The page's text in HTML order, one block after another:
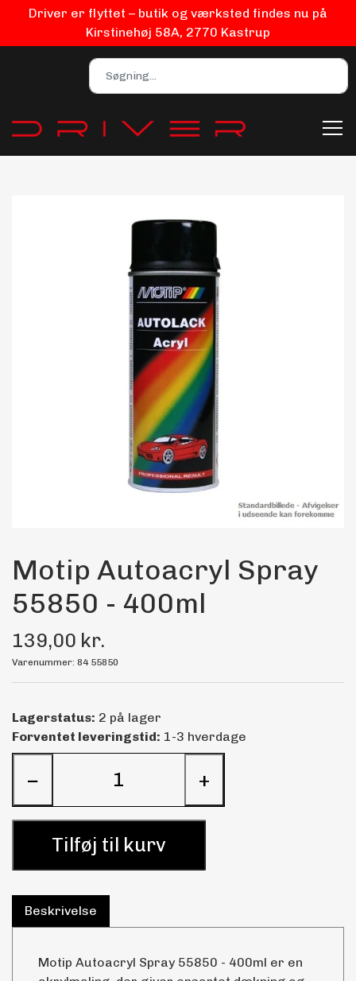
Driver er flyttet – butik og værksted findes nu på
Kirstinehøj 58A, 2770 Kastrup
Biludstyr
EV Udstyr
Maling
Bilstereo
Transport Udstyr
Dæk & Fælge
Motip Autoacryl Spray
55850 - 400ml
139,00 kr.
Varenummer: 84 55850
Lagerstatus: 2 på lager
Forventet leveringstid: 1-3 hverdage
− +
Tilføj til kurv
Beskrivelse
Motip Autoacryl Spray 55850 - 400ml er en